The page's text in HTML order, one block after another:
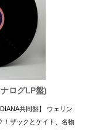
ログLP盤)
共同盤】 ウェリン
！ザックとケイト、名物